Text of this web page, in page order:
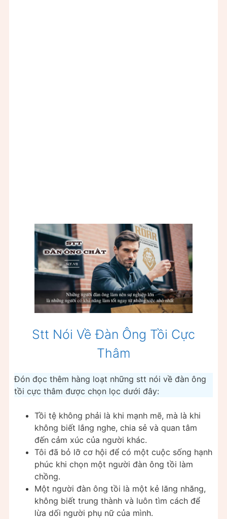
Stt Nói Về Đàn Ông Tồi Cực
Thâm
Đón đọc thêm hàng loạt những stt nói về đàn ông
tồi cực thâm được chọn lọc dưới đây:
Tồi tệ không phải là khi mạnh mẽ, mà là khi
không biết lắng nghe, chia sẻ và quan tâm
đến cảm xúc của người khác.
Tôi đã bỏ lỡ cơ hội để có một cuộc sống hạnh
phúc khi chọn một người đàn ông tồi làm
chồng.
Một người đàn ông tồi là một kẻ lăng nhăng,
không biết trung thành và luôn tìm cách để
lừa dối người phụ nữ của mình.